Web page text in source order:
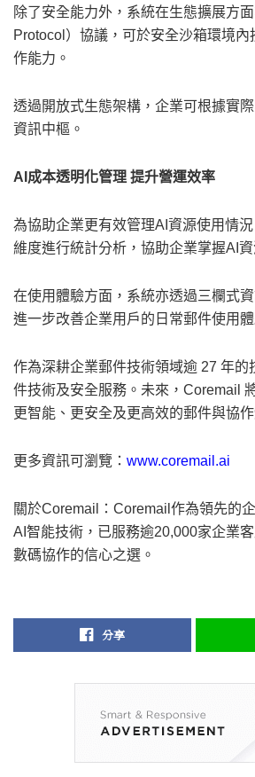
除了安全能力外，系統在生態擴展方
Protocol）協議，可於安全沙箱環境
作能力。
透過開放式生態架構，企業可根據實
資訊中樞。
AI成本透明化管理 提升營運效率
為協助企業更有效管理AI資源使用情
維度進行統計分析，協助企業掌握AI
在使用體驗方面，系統亦透過三欄式
進一步改善企業用戶的日常郵件使用體
作為深耕企業郵件技術領域逾 27 年
件技術及安全服務。未來，Coremail
更智能、更安全及更高效的郵件與協作
更多資訊可瀏覽： www.coremail.ai
關於Coremail：Coremail作為領先的
AI智能技術，已服務逾20,000家企業
數碼協作的信心之選。
分享